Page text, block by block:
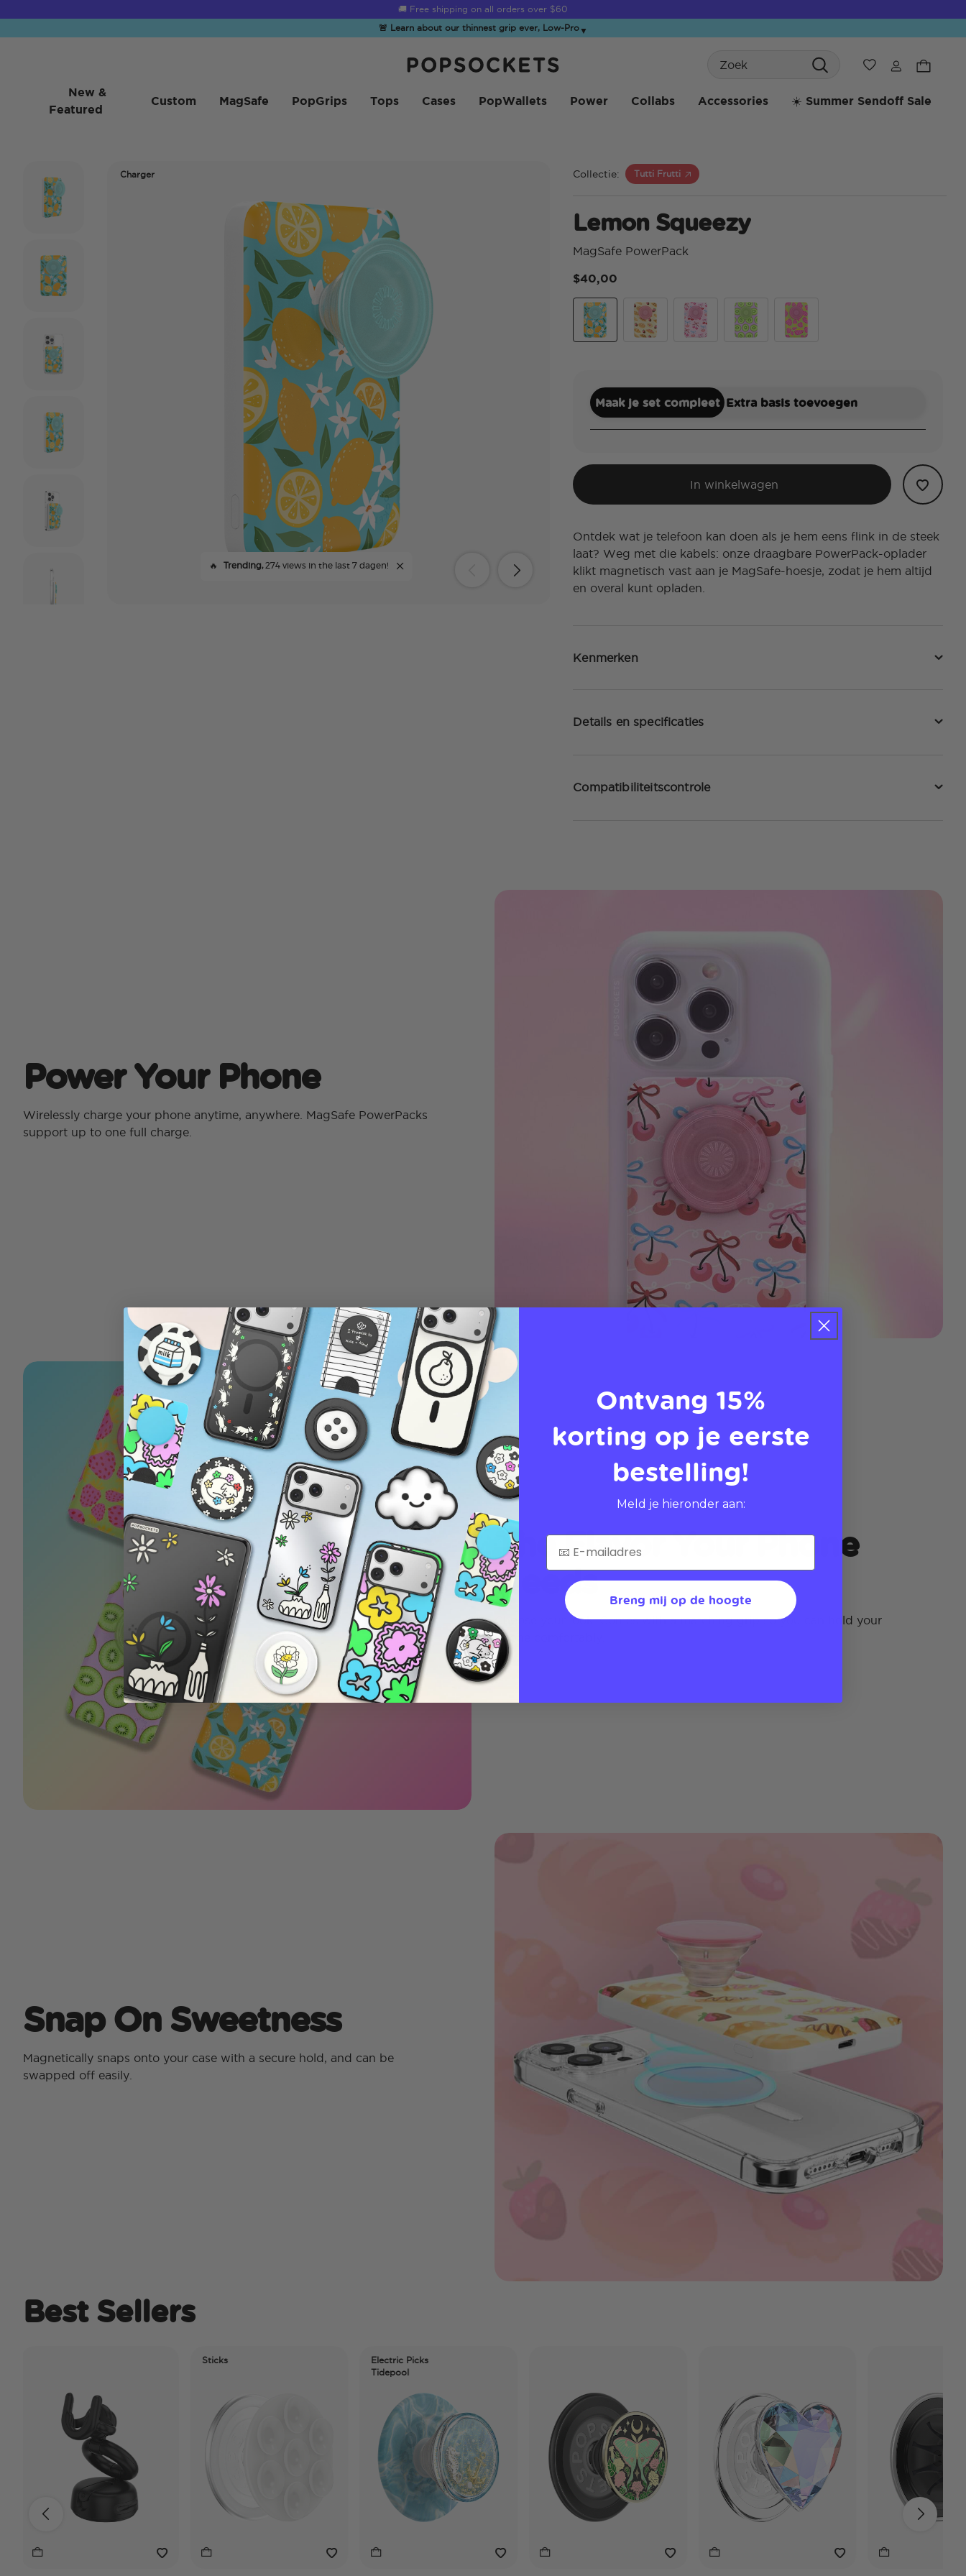
Summer Sendoff Sale is on 🚨 Up to 60% off
🚨 Learn about our thinnest grip ever, Low-Pro▼
Verlanglijst
New &
Featured
Custom MagSafe PopGrips Tops Cases PopWallets Power Collabs Accessories ☀️ Summer Sendoff Sale
Charger
🔥 Trending,274 views in the last 7 dagen!
Collectie: Tutti Frutti
Lemon Squeezy
MagSafe PowerPack
$40,00
Maak je set compleet Extra basis toevoegen
In winkelwagen
Ontdek wat je telefoon kan doen als je hem eens flink in de steek
laat? Weg met die kabels: onze draagbare PowerPack-oplader
klikt magnetisch vast aan je MagSafe-hoesje, zodat je hem altijd
en overal kunt opladen.
Kenmerken
Details en specificaties
Compatibiliteitscontrole
Power Your Phone
Wirelessly charge your phone anytime, anywhere. MagSafe PowerPacks
support up to one full charge.
The Flavor Your Phone
Needs
Choose your look. Comes with a matching grip so you can hold your
phone comfortably.
Snap On Sweetness
Magnetically snaps onto your case with a secure hold, and can be
swapped off easily.
Best Sellers
Electric Picks
Tidepool
Ontvang 15%
korting op je eerste
bestelling!
Meld je hieronder aan:
Breng mij op de hoogte